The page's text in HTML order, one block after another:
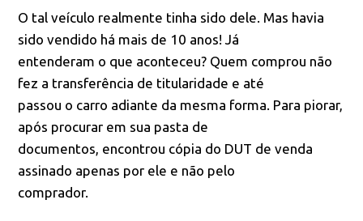
O tal veículo realmente tinha sido dele. Mas havia
sido vendido há mais de 10 anos! Já
entenderam o que aconteceu? Quem comprou não
fez a transferência de titularidade e até
passou o carro adiante da mesma forma. Para piorar,
após procurar em sua pasta de
documentos, encontrou cópia do DUT de venda
assinado apenas por ele e não pelo
comprador.